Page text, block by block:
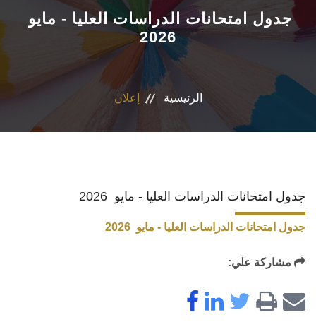
القطاعات
طلاب الكلية
جدول امتحانات الدراسات العليا - مايو
2026
الرئيسية إعلان
جدول امتحانات الدراسات العليا - مايو 2026
جدول امتحانات الدراسات العليا - مايو 2026
مشاركة علي: